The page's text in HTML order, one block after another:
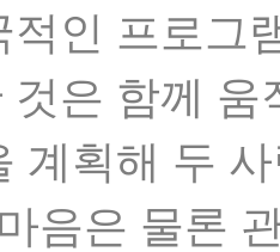
인 프로그
은 함께 움
계획해 두
음은 물론